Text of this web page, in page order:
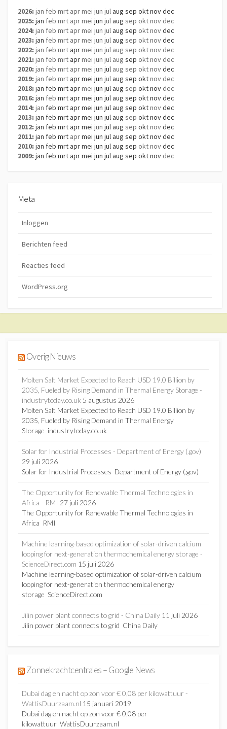
2026: jan feb mrt aprmei jun julaug sep oktnovdec
2025: jan feb mrt aprmei jun julaug sep oktnov dec
2024: jan feb mrt aprmei jun julaug sep oktnovdec
2023: jan feb mrt aprmei jun julaug sep oktnovdec
2022: jan feb mrtaprmei jun jul aug sep oktnov dec
2021: jan feb mrtaprmei jun jul aug sep oktnov dec
2020: jan feb mrt aprmei jun jul aug sep oktnovdec
2019: jan feb mrtaprmei jun julaug sep oktnov dec
2018: jan feb mrtaprmei jun julaug sep oktnov dec
2016: jan feb mrtaprmei jun julaug sep oktnovdec
2014: jan feb mrtaprmei jun julaug sep oktnovdec
2013: jan feb mrtaprmei jun julaug sep oktnovdec
2012: jan feb mrtaprmei jun julaug sep oktnovdec
2011: jan feb mrt aprmei jun julaug sep oktnovdec
2010: jan feb mrtaprmei jun julaug sep oktnovdec
2009: jan feb mrtaprmei jun julaug sep oktnov dec
Meta
Inloggen
Berichten feed
Reacties feed
WordPress.org
Overig Nieuws
Molten Salt Market Expected to Reach USD 19.0 Billion by
2035, Fueled by Rising Demand in Thermal Energy Storage -
industrytoday.co.uk 5 augustus 2026
Molten Salt Market Expected to Reach USD 19.0 Billion by
2035, Fueled by Rising Demand in Thermal Energy
Storage industrytoday.co.uk
Solar for Industrial Processes - Department of Energy (.gov)
29 juli 2026
Solar for Industrial Processes Department of Energy (.gov)
The Opportunity for Renewable Thermal Technologies in
Africa - RMI 27 juli 2026
The Opportunity for Renewable Thermal Technologies in
Africa RMI
Machine learning-based optimization of solar-driven calcium
looping for next-generation thermochemical energy storage -
ScienceDirect.com 15 juli 2026
Machine learning-based optimization of solar-driven calcium
looping for next-generation thermochemical energy
storage ScienceDirect.com
Jilin power plant connects to grid - China Daily 11 juli 2026
Jilin power plant connects to grid China Daily
Zonnekrachtcentrales – Google News
Dubai dag en nacht op zon voor € 0,08 per kilowattuur -
WattisDuurzaam.nl 15 januari 2019
Dubai dag en nacht op zon voor € 0,08 per
kilowattuur WattisDuurzaam.nl